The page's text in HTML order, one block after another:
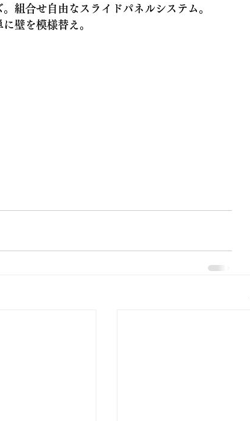
組合せ自由なスライドパネルシステム。
壁を模様替え。